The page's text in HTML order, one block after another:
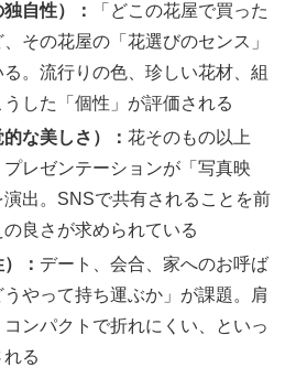
自性）：
「どこの花屋で買った
その花屋の「花選びのセンス」
。流行りの色、珍しい花材、組
した「個性」が評価される
な美しさ）：花そのもの以上
レゼンテーションが「写真映
演出。SNSで共有されることを前
良さが求められている
： デート、会合、家へのお呼ば
やって持ち運ぶか」が課題。肩
ンパクトで折れにくい、といっ
る